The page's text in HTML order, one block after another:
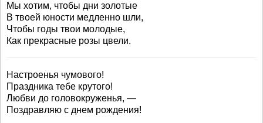
Мы хотим, чтобы дни золотые
В твоей юности медленно шли,
Чтобы годы твои молодые,
Как прекрасные розы цвели.
Настроенья чумового!
Праздника тебе крутого!
Любви до головокруженья, —
Поздравляю с днем рождения!